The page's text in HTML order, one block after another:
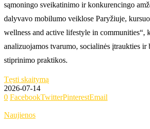
sąmoningo sveikatinimo ir konkurencingo
dalyvavo mobilumo veiklose Paryžiuje,
wellness and active lifestyle in communities“,
analizuojamos tvarumo, socialinės įtraukties ir
stiprinimo praktikos.
Tęsti skaitymą
2026-07-14
0 FacebookTwitterPinterestEmail
Naujienos